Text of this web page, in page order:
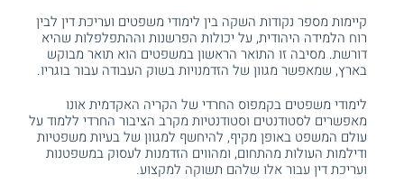
קיימות מספר נקודות השקה בין לימודי משפטים ועריכת דין לבין
רוח הלמידה היהודית, על יכולות הפרשנות וההתפלפלות שהיא
דורשת. מסיבה זו התואר הראשון במשפטים הוא תואר מבוקש
בארץ, שמאפשר מגוון של הזדמנויות בשוק העבודה עבור בוגריו.
לימודי משפטים בקמפוס החרדי של הקריה האקדמית אונו
מאפשרים לסטודנטים וסטודנטיות מקרב הציבור החרדי ללמוד על
עולם המשפט באופן מקיף, להיחשף למגוון של בעיות משפטיות
ודילמות העולות מהתחום, ומהווים הזדמנות לעסוק במשפטנות
ועריכת דין עבור אלו שלהם תשוקה למקצוע.